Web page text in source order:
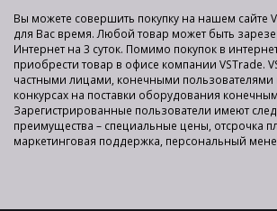
Вы можете совершить покупку на нашем сайте
для Вас время. Любой товар может быть
Интернет на 3 суток. Помимо покупок в
приобрести товар в офисе компании VSTrade.
частными лицами, конечными пользователями
конкурсах на поставки оборудования
Зарегистрированные пользователи имеют
преимущества – специальные цены, отсрочка
маркетинговая поддержка, персональный